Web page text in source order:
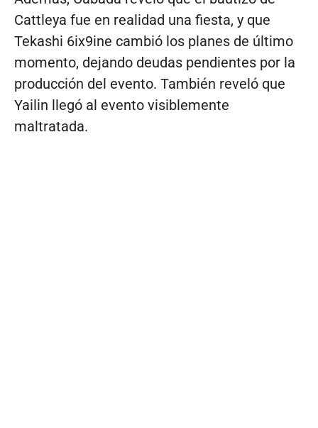
Cattleya fue en realidad una fiesta, y que
Tekashi 6ix9ine cambió los planes de último
momento, dejando deudas pendientes por la
producción del evento. También reveló que
Yailin llegó al evento visiblemente
maltratada.